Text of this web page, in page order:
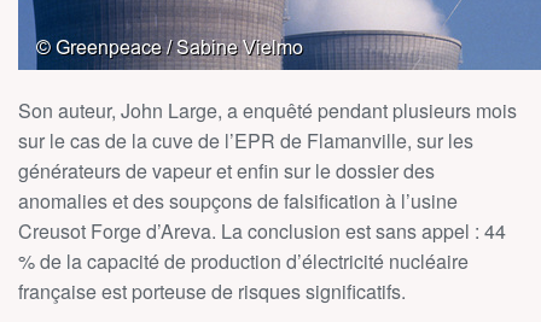
Son auteur, John Large, a enquêté pendant plusieurs mois
sur le cas de la cuve de l’EPR de Flamanville, sur les
générateurs de vapeur et enfin sur le dossier des
anomalies et des soupçons de falsification à l’usine
Creusot Forge d’Areva. La conclusion est sans appel : 44
% de la capacité de production d’électricité nucléaire
française est porteuse de risques significatifs.